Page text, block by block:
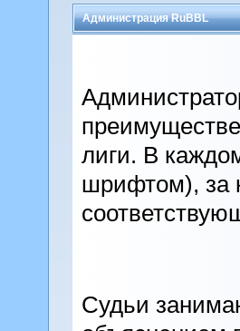
Администрация RuBBL
лиги. В
шрифтом), за
Судьи